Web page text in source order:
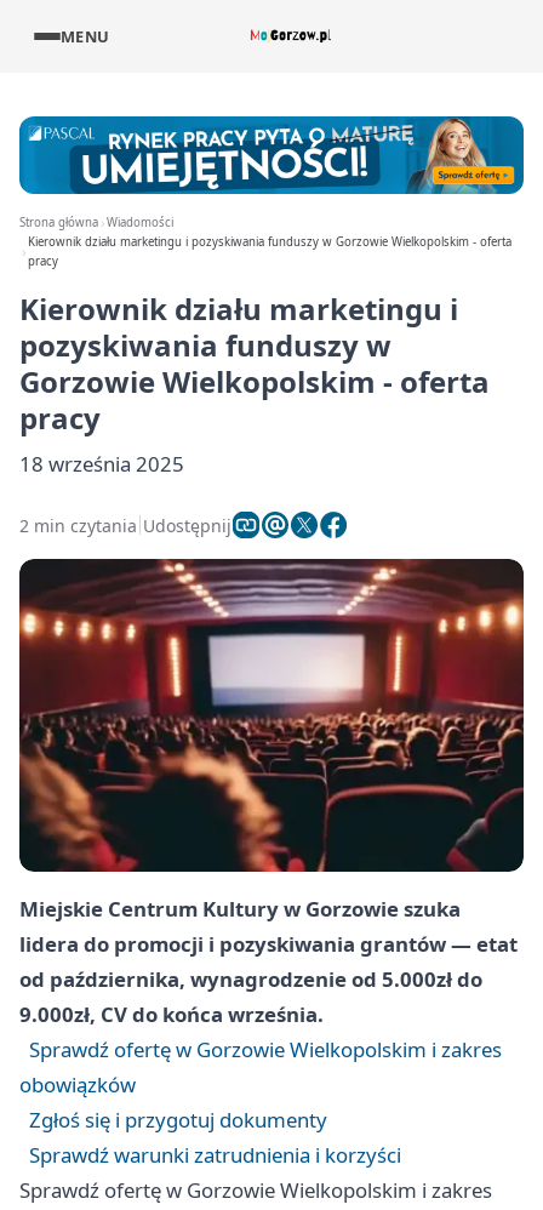
MENU
Strona główna Wiadomości
Kierownik działu marketingu i pozyskiwania funduszy w Gorzowie Wielkopolskim - oferta
pracy
Kierownik działu marketingu i
pozyskiwania funduszy w
Gorzowie Wielkopolskim - oferta
pracy
18 września 2025
2 min czytania Udostępnij
Miejskie Centrum Kultury w Gorzowie szuka
lidera do promocji i pozyskiwania grantów — etat
od października, wynagrodzenie od 5.000zł do
9.000zł, CV do końca września.
Sprawdź ofertę w Gorzowie Wielkopolskim i zakres
obowiązków
Zgłoś się i przygotuj dokumenty
Sprawdź warunki zatrudnienia i korzyści
Sprawdź ofertę w Gorzowie Wielkopolskim i zakres